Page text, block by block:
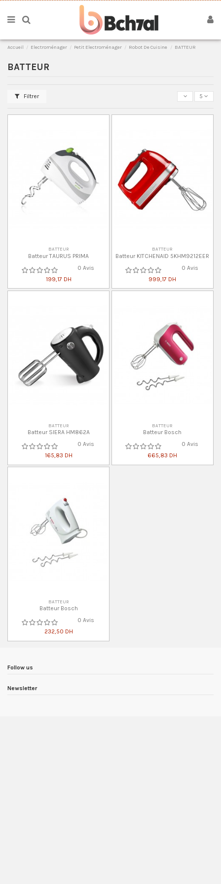
Accueil Electroménager Petit Electroménager Robot De Cuisine BATTEUR
BATTEUR
Filtrer 5
BATTEUR
Batteur TAURUS PRIMA
0 Avis
199,17 DH
BATTEUR
Batteur KITCHENAID 5KHM9212EER
0 Avis
999,17 DH
BATTEUR
Batteur SIERA HM862A
0 Avis
165,83 DH
BATTEUR
Batteur Bosch
0 Avis
665,83 DH
BATTEUR
Batteur Bosch
0 Avis
232,50 DH
Follow us
Newsletter